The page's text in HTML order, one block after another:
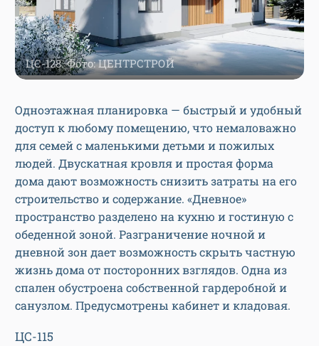
ЦС-128. Фото: ЦЕНТРСТРОЙ
Одноэтажная планировка — быстрый и удобный
доступ к любому помещению, что немаловажно
для семей с маленькими детьми и пожилых
людей. Двускатная кровля и простая форма
дома дают возможность снизить затраты на его
строительство и содержание. «Дневное»
пространство разделено на кухню и гостиную с
обеденной зоной. Разграничение ночной и
дневной зон дает возможность скрыть частную
жизнь дома от посторонних взглядов. Одна из
спален обустроена собственной гардеробной и
санузлом. Предусмотрены кабинет и кладовая.
ЦС-115